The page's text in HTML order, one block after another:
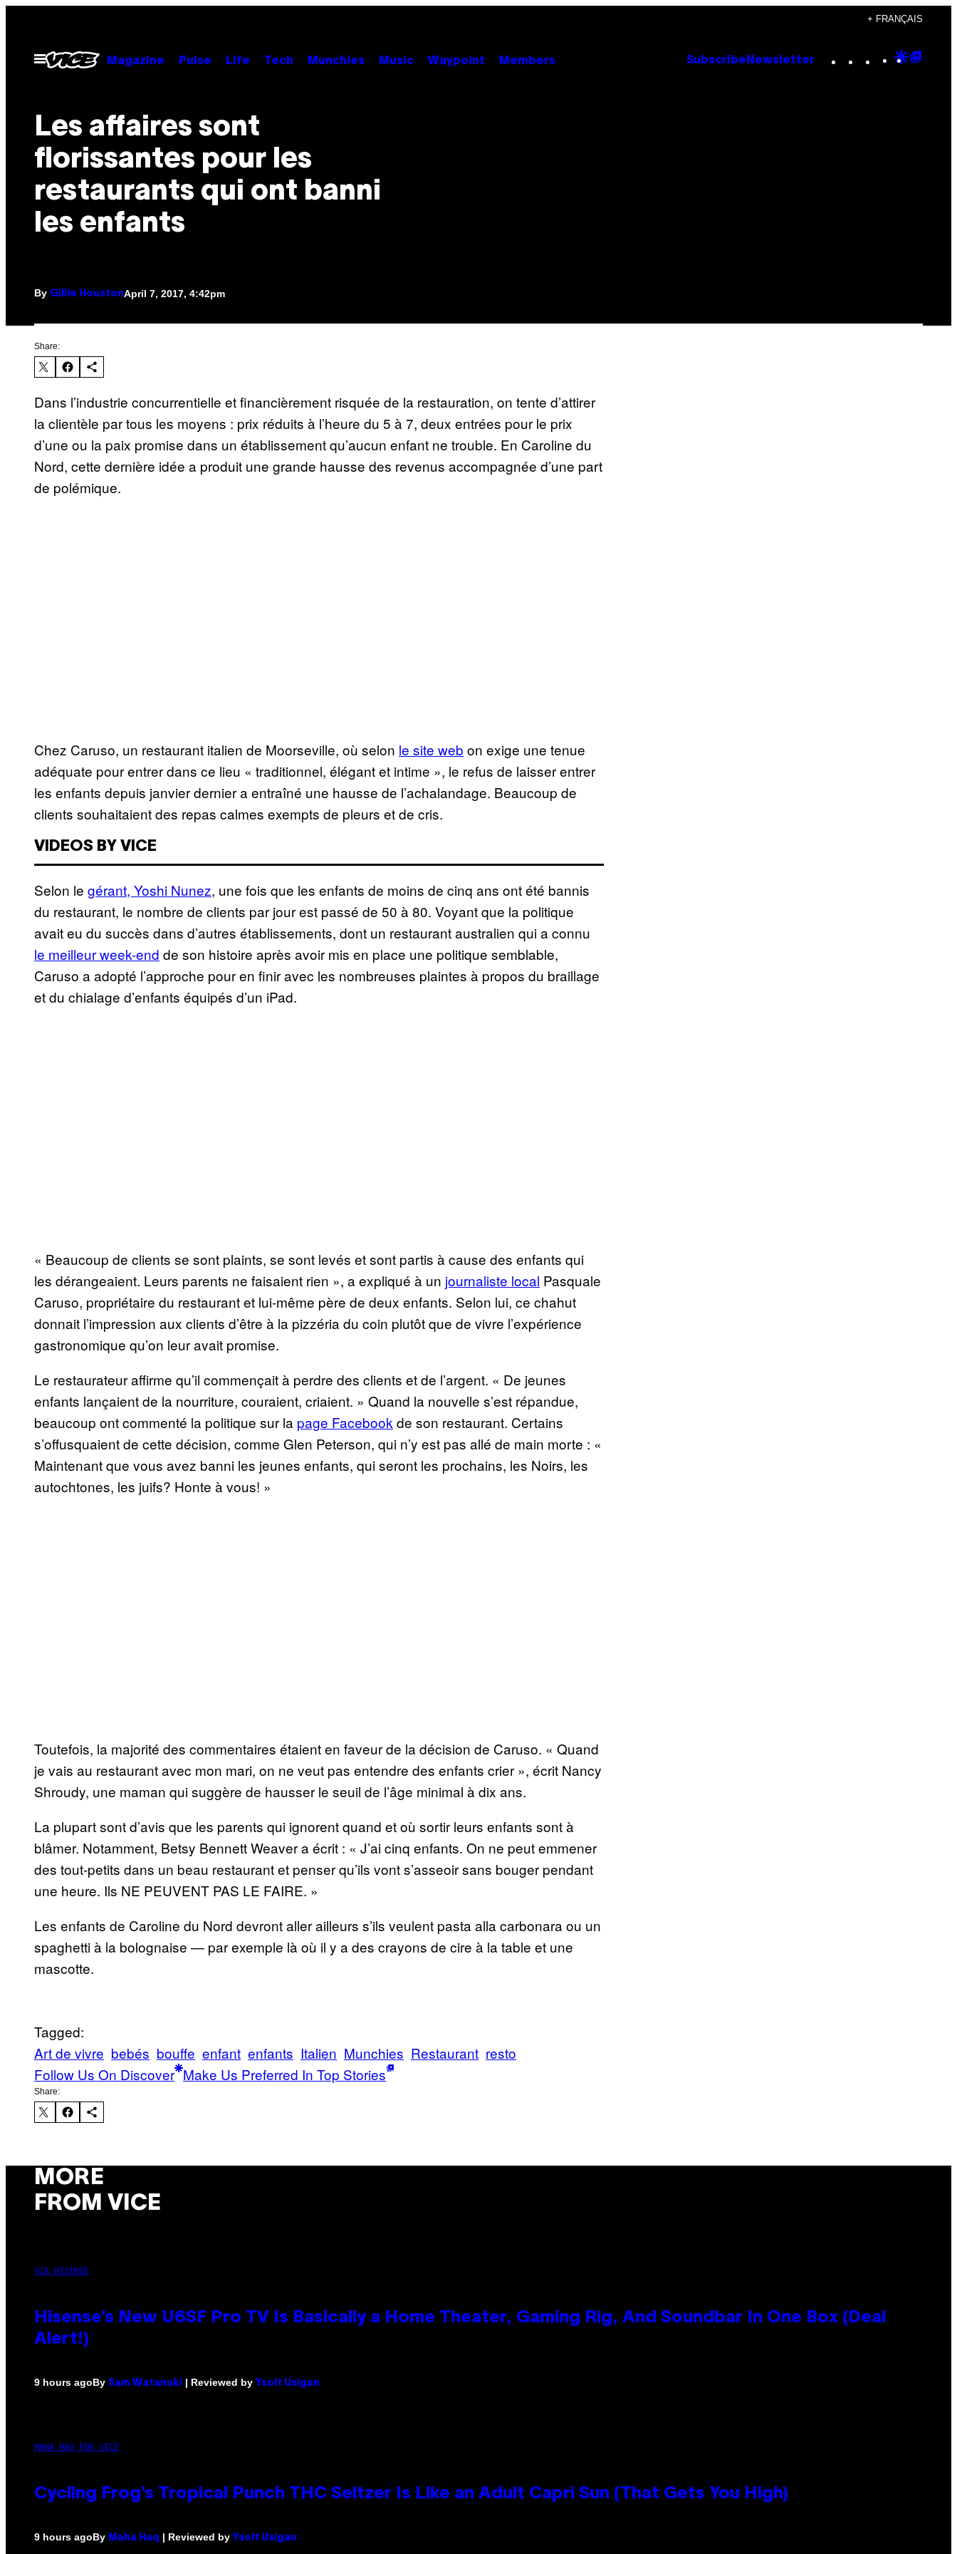
content
+ FRANÇAIS
Open
Menu
Magazine Pulse Life Tech Munchies Music Waypoint Members Subscribe Newsletter Instagram
TikTok
YouTube
Google
Les affaires sont
florissantes pour les
restaurants qui ont banni
les enfants
By Gillie HoustonApril 7, 2017, 4:42pm
Share:
Dans l’industrie concurrentielle et financièrement risquée de la restauration, on tente d’attirer
la clientèle par tous les moyens : prix réduits à l’heure du 5 à 7, deux entrées pour le prix
d’une ou la paix promise dans un établissement qu’aucun enfant ne trouble. En Caroline du
Nord, cette dernière idée a produit une grande hausse des revenus accompagnée d’une part
de polémique.
Chez Caruso, un restaurant italien de Moorseville, où selon le site web on exige une tenue
adéquate pour entrer dans ce lieu « traditionnel, élégant et intime », le refus de laisser entrer
les enfants depuis janvier dernier a entraîné une hausse de l’achalandage. Beaucoup de
clients souhaitaient des repas calmes exempts de pleurs et de cris.
VIDEOS BY VICE
Selon le gérant, Yoshi Nunez, une fois que les enfants de moins de cinq ans ont été bannis
du restaurant, le nombre de clients par jour est passé de 50 à 80. Voyant que la politique
avait eu du succès dans d’autres établissements, dont un restaurant australien qui a connu
le meilleur week-end de son histoire après avoir mis en place une politique semblable,
Caruso a adopté l’approche pour en finir avec les nombreuses plaintes à propos du braillage
et du chialage d’enfants équipés d’un iPad.
« Beaucoup de clients se sont plaints, se sont levés et sont partis à cause des enfants qui
les dérangeaient. Leurs parents ne faisaient rien », a expliqué à un journaliste local Pasquale
Caruso, propriétaire du restaurant et lui-même père de deux enfants. Selon lui, ce chahut
donnait l’impression aux clients d’être à la pizzéria du coin plutôt que de vivre l’expérience
gastronomique qu’on leur avait promise.
Le restaurateur affirme qu’il commençait à perdre des clients et de l’argent. « De jeunes
enfants lançaient de la nourriture, couraient, criaient. » Quand la nouvelle s’est répandue,
beaucoup ont commenté la politique sur la page Facebook de son restaurant. Certains
s’offusquaient de cette décision, comme Glen Peterson, qui n’y est pas allé de main morte : «
Maintenant que vous avez banni les jeunes enfants, qui seront les prochains, les Noirs, les
autochtones, les juifs? Honte à vous! »
Toutefois, la majorité des commentaires étaient en faveur de la décision de Caruso. « Quand
je vais au restaurant avec mon mari, on ne veut pas entendre des enfants crier », écrit Nancy
Shroudy, une maman qui suggère de hausser le seuil de l’âge minimal à dix ans.
La plupart sont d’avis que les parents qui ignorent quand et où sortir leurs enfants sont à
blâmer. Notamment, Betsy Bennett Weaver a écrit : « J’ai cinq enfants. On ne peut emmener
des tout-petits dans un beau restaurant et penser qu’ils vont s’asseoir sans bouger pendant
une heure. Ils NE PEUVENT PAS LE FAIRE. »
Les enfants de Caroline du Nord devront aller ailleurs s’ils veulent pasta alla carbonara ou un
spaghetti à la bolognaise — par exemple là où il y a des crayons de cire à la table et une
mascotte.
Tagged:
Art de vivre bebés bouffe enfant enfants Italien Munchies Restaurant resto
Follow Us On Discover Make Us Preferred In Top Stories
Share:
MORE
FROM VICE
VIA HISENSE
Hisense’s New U6SF Pro TV Is Basically a Home Theater, Gaming Rig, And Soundbar In One Box (Deal
Alert!)
9 hours agoBy Sam Watanuki | Reviewed by Ysolt Usigan
MAHA HAQ FOR VICE
Cycling Frog’s Tropical Punch THC Seltzer Is Like an Adult Capri Sun (That Gets You High)
9 hours agoBy Maha Haq | Reviewed by Ysolt Usigan